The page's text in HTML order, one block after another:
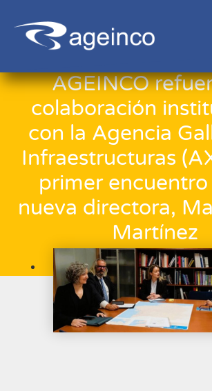
AGEINCO
colaboración
con la Agencia
Infraestructuras
primer encuentro
nueva directora,
Martínez
25/11/2025